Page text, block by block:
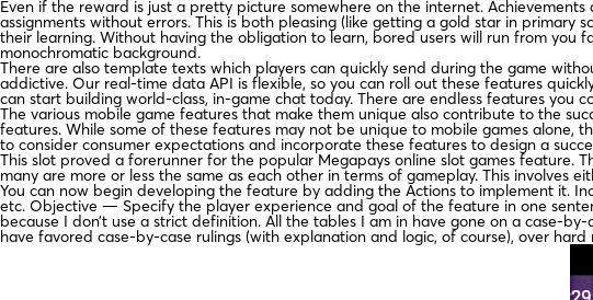
Even if the reward is just a pretty picture somewhere on the internet.
assignments without errors. This is both pleasing (like getting a gold star in primary
their learning. Without having the obligation to learn, bored users will run from you
monochromatic background.
There are also template texts which players can quickly send during the game
addictive. Our real-time data API is flexible, so you can roll out these features
can start building world-class, in-game chat today. There are endless features
The various mobile game features that make them unique also contribute to the
features. While some of these features may not be unique to mobile games
to consider consumer expectations and incorporate these features to design a
This slot proved a forerunner for the popular Megapays online slot games feature.
many are more or less the same as each other in terms of gameplay. This involves
You can now begin developing the feature by adding the Actions to implement it.
etc. Objective — Specify the player experience and goal of the feature in one
because I don’t use a strict definition. All the tables I am in have gone on a case-
have favored case-by-case rulings (with explanation and logic, of course), over hard